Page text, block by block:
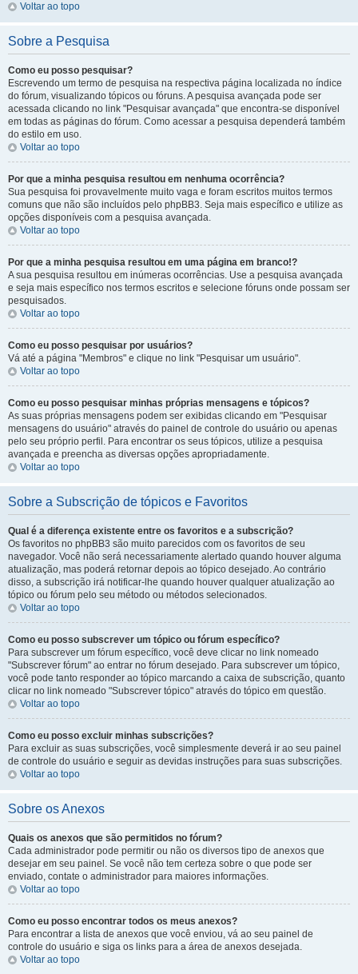
Voltar ao topo
Sobre a Pesquisa
Como eu posso pesquisar?
Escrevendo um termo de pesquisa na respectiva página localizada no índice
do fórum, visualizando tópicos ou fóruns. A pesquisa avançada pode ser
acessada clicando no link "Pesquisar avançada" que encontra-se disponível
em todas as páginas do fórum. Como acessar a pesquisa dependerá também
do estilo em uso.
Voltar ao topo
Por que a minha pesquisa resultou em nenhuma ocorrência?
Sua pesquisa foi provavelmente muito vaga e foram escritos muitos termos
comuns que não são incluídos pelo phpBB3. Seja mais específico e utilize as
opções disponíveis com a pesquisa avançada.
Voltar ao topo
Por que a minha pesquisa resultou em uma página em branco!?
A sua pesquisa resultou em inúmeras ocorrências. Use a pesquisa avançada
e seja mais específico nos termos escritos e selecione fóruns onde possam ser
pesquisados.
Voltar ao topo
Como eu posso pesquisar por usuários?
Vá até a página "Membros" e clique no link "Pesquisar um usuário".
Voltar ao topo
Como eu posso pesquisar minhas próprias mensagens e tópicos?
As suas próprias mensagens podem ser exibidas clicando em "Pesquisar
mensagens do usuário" através do painel de controle do usuário ou apenas
pelo seu próprio perfil. Para encontrar os seus tópicos, utilize a pesquisa
avançada e preencha as diversas opções apropriadamente.
Voltar ao topo
Sobre a Subscrição de tópicos e Favoritos
Qual é a diferença existente entre os favoritos e a subscrição?
Os favoritos no phpBB3 são muito parecidos com os favoritos de seu
navegador. Você não será necessariamente alertado quando houver alguma
atualização, mas poderá retornar depois ao tópico desejado. Ao contrário
disso, a subscrição irá notificar-lhe quando houver qualquer atualização ao
tópico ou fórum pelo seu método ou métodos selecionados.
Voltar ao topo
Como eu posso subscrever um tópico ou fórum específico?
Para subscrever um fórum específico, você deve clicar no link nomeado
"Subscrever fórum" ao entrar no fórum desejado. Para subscrever um tópico,
você pode tanto responder ao tópico marcando a caixa de subscrição, quanto
clicar no link nomeado "Subscrever tópico" através do tópico em questão.
Voltar ao topo
Como eu posso excluir minhas subscrições?
Para excluir as suas subscrições, você simplesmente deverá ir ao seu painel
de controle do usuário e seguir as devidas instruções para suas subscrições.
Voltar ao topo
Sobre os Anexos
Quais os anexos que são permitidos no fórum?
Cada administrador pode permitir ou não os diversos tipo de anexos que
desejar em seu painel. Se você não tem certeza sobre o que pode ser
enviado, contate o administrador para maiores informações.
Voltar ao topo
Como eu posso encontrar todos os meus anexos?
Para encontrar a lista de anexos que você enviou, vá ao seu painel de
controle do usuário e siga os links para a área de anexos desejada.
Voltar ao topo